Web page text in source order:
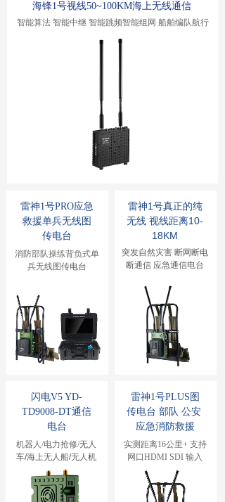
闪电V5 YD-
TD9008-DT通信
电台
机器人/电力抢修/无人
车/海上无人船/无人机
雷神1号真正的纯
无线 视线距离10-
18KM
突发自然灾害 断网断电
断通信 应急通信电台
海锋1号视线50~100KM海上无线通信
智能算法 智能中继 智能跳频智能组网 船舶编队航行
雷神1号PRO应急
救援单兵无线图
传电台
消防部队操练背负式单
兵无线图传电台
雷神1号PLUS图
传电台 部队 公安
应急消防救援
实测距离16公里+ 支持
网口HDMI SDI 输入